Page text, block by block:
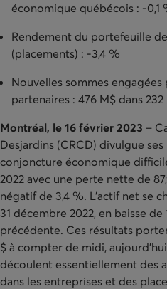
économique québécois : -0,1
Rendement du portefeuille
(placements) : -3,4 %
Nouvelles sommes engagées
partenaires : 476 M$ dans
Montréal, le 16 février 2023 –
Desjardins (CRCD) divulgue
conjoncture économique
2022 avec une perte nette de
négatif de 3,4 %. L’actif net se
31 décembre 2022, en baisse de
précédente. Ces résultats
$ à compter de midi,
découlent essentiellement des
dans les entreprises et des